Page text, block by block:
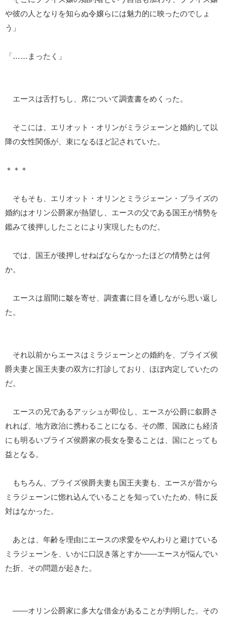
や彼の人となりを知らぬ令嬢らには魅力的に映ったのでしょ
う」
「……まったく」
エースは舌打ちし、席について調査書をめくった。
そこには、エリオット・オリンがミラジェーンと婚約して以
降の女性関係が、束になるほど記されていた。
＊＊＊
そもそも、エリオット・オリンとミラジェーン・ブライズの
婚約はオリン公爵家が熱望し、エースの父である国王が情勢を
鑑みて後押ししたことにより実現したものだ。
では、国王が後押しせねばならなかったほどの情勢とは何
か。
エースは眉間に皺を寄せ、調査書に目を通しながら思い返し
た。
それ以前からエースはミラジェーンとの婚約を、ブライズ侯
爵夫妻と国王夫妻の双方に打診しており、ほぼ内定していたの
だ。
エースの兄であるアッシュが即位し、エースが公爵に叙爵さ
れれば、地方政治に携わることになる。その際、国政にも経済
にも明るいブライズ侯爵家の長女を娶ることは、国にとっても
益となる。
もちろん、ブライズ侯爵夫妻も国王夫妻も、エースが昔から
ミラジェーンに惚れ込んでいることを知っていたため、特に反
対はなかった。
あとは、年齢を理由にエースの求愛をやんわりと避けている
ミラジェーンを、いかに口説き落とすか――エースが悩んでい
た折、その問題が起きた。
――オリン公爵家に多大な借金があることが判明した。その